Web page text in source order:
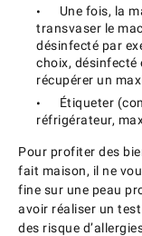
Une fois, la
transvaser le
désinfecté par
choix, désinfecté
récupérer un
Étiqueter
réfrigérateur,
Pour profiter des
fait maison, il ne
fine sur une peau
avoir réaliser un
des risque